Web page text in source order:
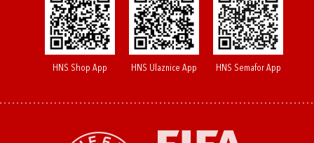
HNS Shop App HNS Ulaznice App HNS Semafor App